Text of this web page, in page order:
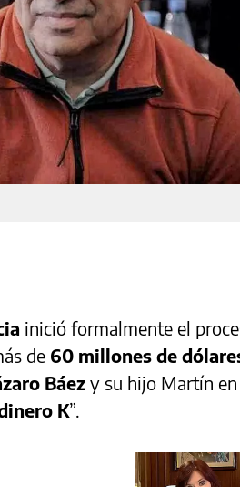
inició formalmente el
de 60 millones de
Báez y su hijo Martín en
K”.